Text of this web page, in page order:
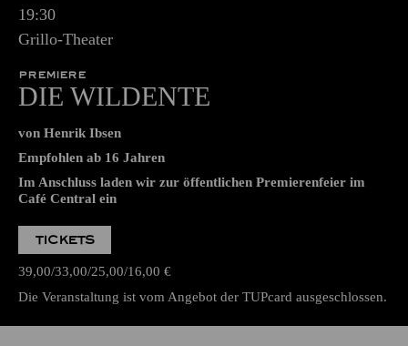
19:30
Grillo-Theater
PREMIERE
DIE WILDENTE
von Henrik Ibsen
Empfohlen ab 16 Jahren
Im Anschluss laden wir zur öffentlichen Premierenfeier im
Café Central ein
TICKETS
39,00 33,00 25,00 16,00 €
Die Veranstaltung ist vom Angebot der TUPcard ausgeschlossen.